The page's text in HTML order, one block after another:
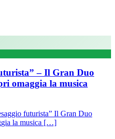
– Il Gran Duo
omaggia la musica
futurista” Il Gran Duo
la musica […]